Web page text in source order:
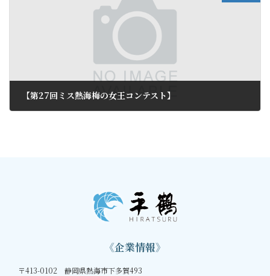
【第27回ミス熱海梅の女王コンテスト】
《企業情報》
〒413-0102 静岡県熱海市下多賀493